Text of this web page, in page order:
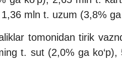
mln t. uzum (3,8% ga
tomonidan tirik
t. sut (2,0% ga